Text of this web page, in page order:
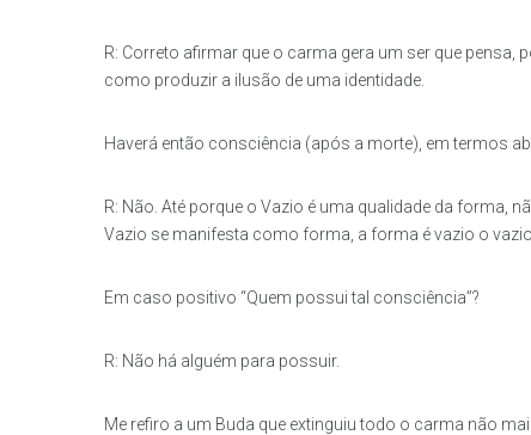
R: Correto afirmar que o carma gera um ser que
como produzir a ilusão de uma identidade.
Haverá então consciência (após a morte), em termos
R: Não. Até porque o Vazio é uma qualidade da forma,
Vazio se manifesta como forma, a forma é vazio o
Em caso positivo “Quem possui tal consciência”?
R: Não há alguém para possuir.
Me refiro a um Buda que extinguiu todo o carma não